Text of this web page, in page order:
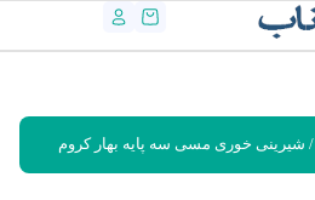
/ شیرینی خوری مسی سه پایه بهار کروم